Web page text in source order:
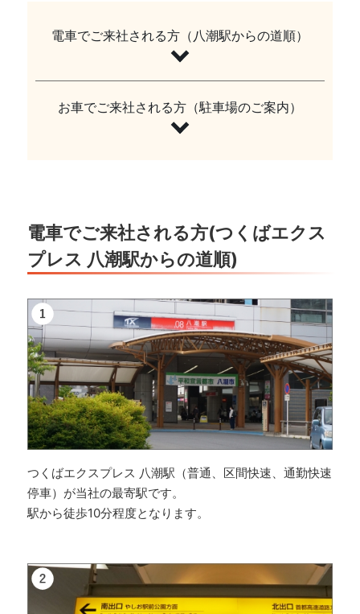
電車でご来社される方（八潮駅からの道順）
お車でご来社される方（駐車場のご案内）
電車でご来社される方(つくばエクス
プレス 八潮駅からの道順)
つくばエクスプレス 八潮駅（普通、区間快速、通勤快速
停車）が当社の最寄駅です。
駅から徒歩10分程度となります。